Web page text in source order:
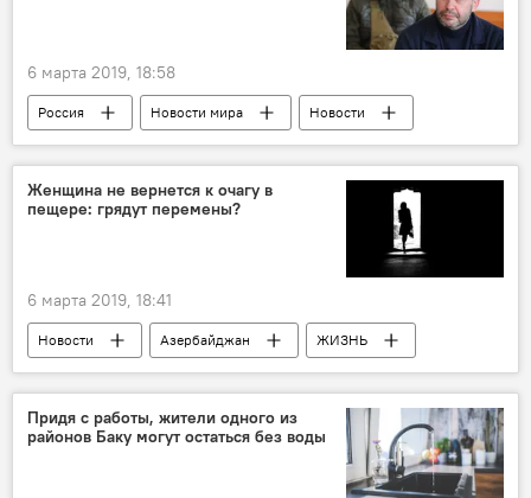
6 марта 2019, 18:58
Россия Новости мира
Новости
Политика
ЖИЗНЬ
Кирилл Вышинский
суд
Блокировка РИА Новости Украина в Киеве
Женщина не вернется к очагу в
пещере: грядут перемены?
6 марта 2019, 18:41
Новости Азербайджан
ЖИЗНЬ
Пресс-центр
Женщины равенство
Придя с работы, жители одного из
районов Баку могут остаться без воды